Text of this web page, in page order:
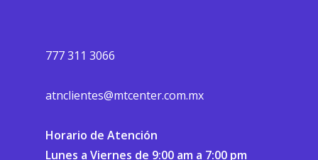
777 311 3066
atnclientes@mtcenter.com.mx
Horario de Atención
Lunes a Viernes de 9:00 am a 7:00 pm